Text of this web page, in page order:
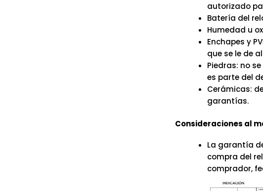
autorizado
Batería del
Humedad u
Enchapes y
que se le de
Piedras: no
es parte del
Cerámicas:
garantías.
Consideraciones al
La garantía
compra del
comprador,